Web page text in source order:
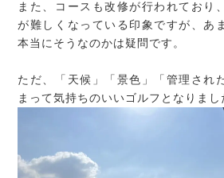
また、コースも改修が行われており
が難しくなっている印象ですが、あ
本当にそうなのかは疑問です。
ただ、「天候」「景色」「管理され
まって気持ちのいいゴルフとなりまし